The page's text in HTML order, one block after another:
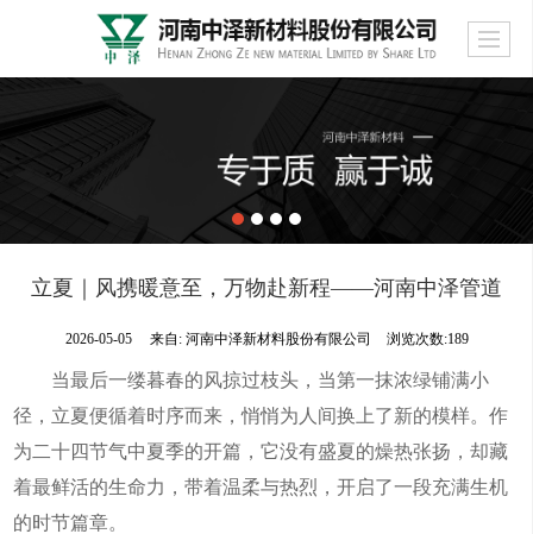
立夏｜风携暖意至，万物赴新程——河南中泽管道
2026-05-05 来自: 河南中泽新材料股份有限公司 浏览次数:189
当最后一缕暮春的风掠过枝头，当第一抹浓绿铺满小
径，立夏便循着时序而来，悄悄为人间换上了新的模样。作
为二十四节气中夏季的开篇，它没有盛夏的燥热张扬，却藏
着最鲜活的生命力，带着温柔与热烈，开启了一段充满生机
的时节篇章。